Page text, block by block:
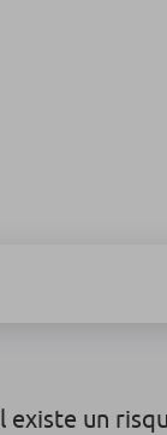
existe un